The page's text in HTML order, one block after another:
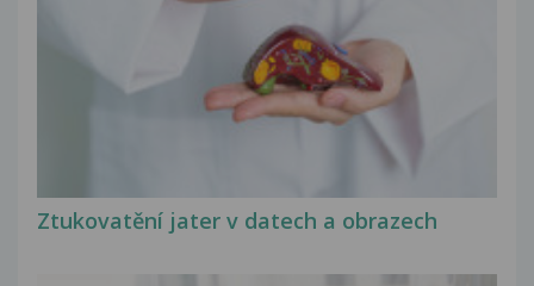
Ztukovatění jater v datech a obrazech